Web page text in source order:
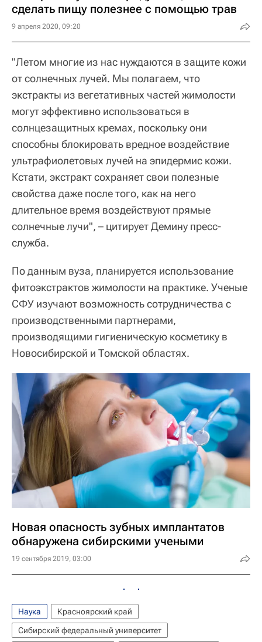
сделать пищу полезнее с помощью трав
9 апреля 2020, 09:20
"Летом многие из нас нуждаются в защите кожи
от солнечных лучей. Мы полагаем, что
экстракты из вегетативных частей жимолости
могут эффективно использоваться в
солнцезащитных кремах, поскольку они
способны блокировать вредное воздействие
ультрафиолетовых лучей на эпидермис кожи.
Кстати, экстракт сохраняет свои полезные
свойства даже после того, как на него
длительное время воздействуют прямые
солнечные лучи", – цитирует Демину пресс-
служба.
По данным вуза, планируется использование
фитоэкстрактов жимолости на практике. Ученые
СФУ изучают возможность сотрудничества с
производственными партнерами,
производящими гигиеническую косметику в
Новосибирской и Томской областях.
Новая опасность зубных имплантатов
обнаружена сибирскими учеными
19 сентября 2019, 03:00
Наука
Красноярский край
Сибирский федеральный университет